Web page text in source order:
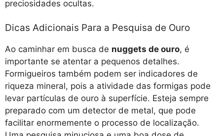
preciosidades ocultas.
Dicas Adicionais Para a Pesquisa de Ouro
Ao caminhar em busca de nuggets de ouro, é
importante se atentar a pequenos detalhes.
Formigueiros também podem ser indicadores de
riqueza mineral, pois a atividade das formigas pode
levar partículas de ouro à superfície. Esteja sempre
preparado com um detector de metal, que pode
facilitar enormemente o processo de localização.